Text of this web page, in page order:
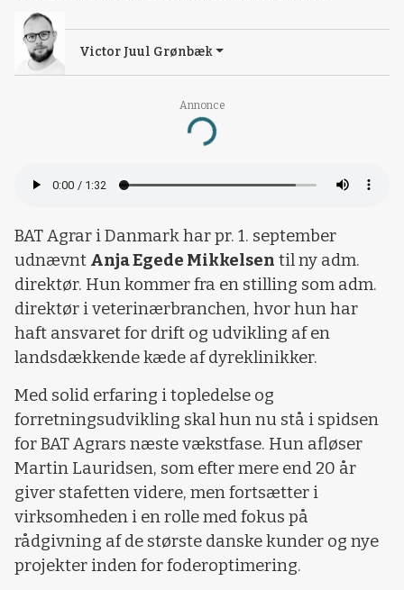
Annonce
Loading...
Victor Juul Grønbæk
BAT Agrar i Danmark har pr. 1. september
udnævnt Anja Egede Mikkelsen til ny adm.
direktør. Hun kommer fra en stilling som adm.
direktør i veterinærbranchen, hvor hun har
haft ansvaret for drift og udvikling af en
landsdækkende kæde af dyreklinikker.
Med solid erfaring i topledelse og
forretningsudvikling skal hun nu stå i spidsen
for BAT Agrars næste vækstfase. Hun afløser
Martin Lauridsen, som efter mere end 20 år
giver stafetten videre, men fortsætter i
virksomheden i en rolle med fokus på
rådgivning af de største danske kunder og nye
projekter inden for foderoptimering.